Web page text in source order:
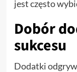
jest często
Dobór
sukcesu
Dodatki